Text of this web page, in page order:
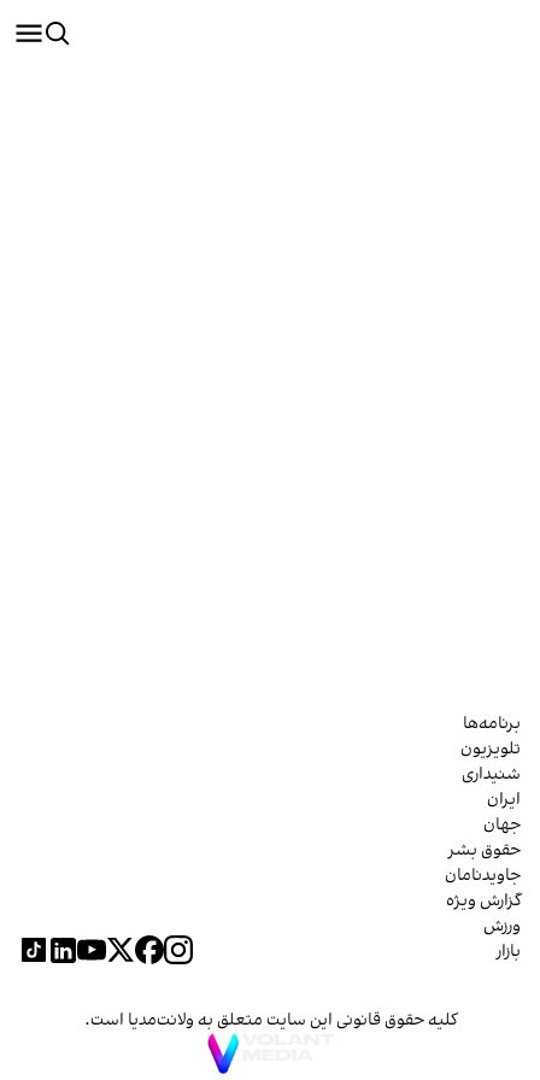
برنامه‌ها
تلویزیون
شنیداری
ایران
جهان
حقوق بشر
جاویدنامان
گزارش ویژه
ورزش
بازار
کلیه حقوق قانونی این سایت متعلق به ولانت‌مدیا است.